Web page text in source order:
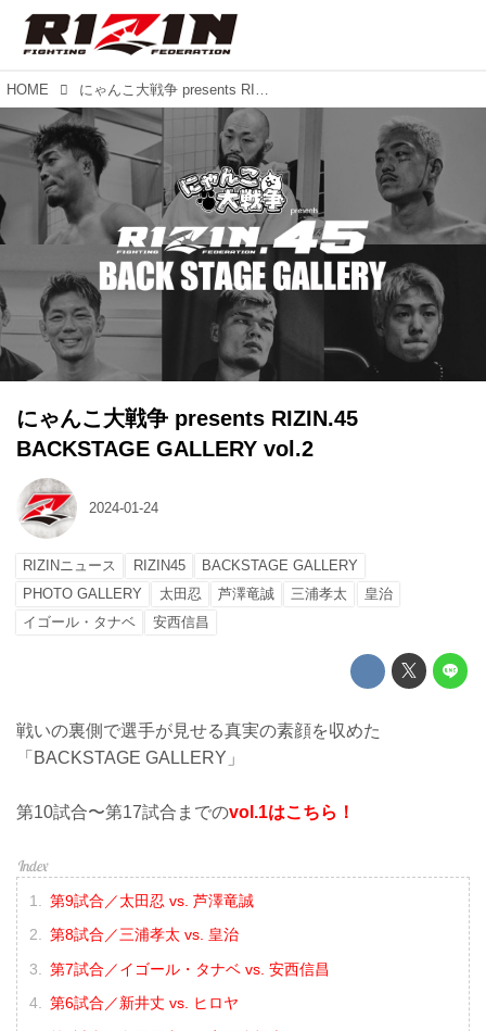
HOME にゃんこ大戦争 presents RIZIN.45 BACKSTAGE GALLERY vol.2
にゃんこ大戦争 presents RIZIN.45
BACKSTAGE GALLERY vol.2
2024-01-24
RIZINニュース RIZIN45
BACKSTAGE GALLERY
PHOTO GALLERY
太田忍 芦澤竜誠 三浦孝太
皇治
イゴール・タナベ
安西信昌
戦いの裏側で選手が見せる真実の素顔を収めた
「BACKSTAGE GALLERY」
第10試合〜第17試合までのvol.1はこちら！
第9試合／太田忍 vs. 芦澤竜誠
第8試合／三浦孝太 vs. 皇治
第7試合／イゴール・タナベ vs. 安西信昌
第6試合／新井丈 vs. ヒロヤ